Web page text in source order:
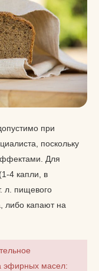
при
поскольку
Для
4 капли, в
л. пищевого
либо капают на
эфирных масел: